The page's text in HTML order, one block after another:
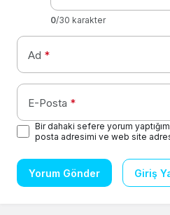
0/30 karakter
Ad *
E-Posta *
Bir dahaki sefere yorum
posta adresimi ve web site
Yorum Gönder Giriş